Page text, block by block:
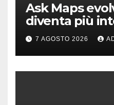
Ask Maps
diventa più
grazie a
7 AGOSTO 2026